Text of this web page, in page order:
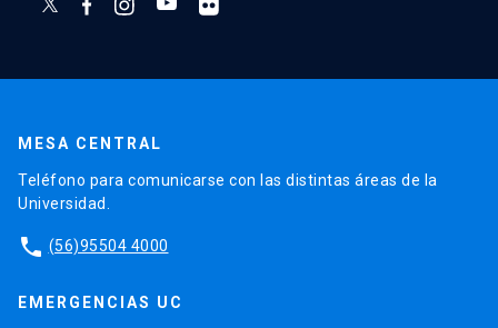
MESA CENTRAL
Teléfono para comunicarse con las distintas áreas de la
Universidad.
phone (56)95504 4000
EMERGENCIAS UC